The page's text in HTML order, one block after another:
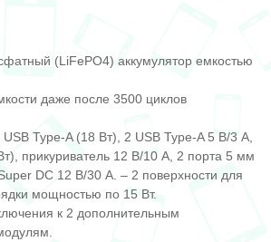
(LiFePO4) аккумулятор емкостью
даже после 3500 циклов
Type-A (18 Вт), 2 USB Type-A 5 В/3 А,
прикуриватель 12 В/10 А, 2 порта 5 мм
DC 12 В/30 А. – 2 поверхности для
мощностью по 15 Вт.
к 2 дополнительным